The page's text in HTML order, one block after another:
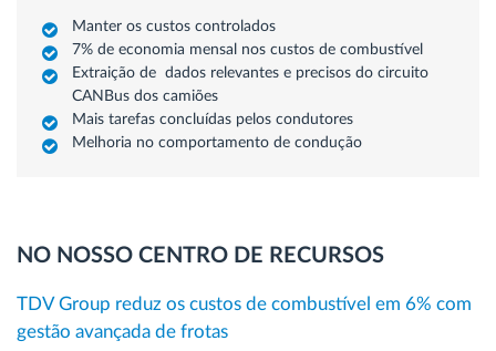
Manter os custos controlados
7% de economia mensal nos custos de combustível
Extraição de dados relevantes e precisos do circuito
CANBus dos camiões
Mais tarefas concluídas pelos condutores
Melhoria no comportamento de condução
NO NOSSO CENTRO DE RECURSOS
TDV Group reduz os custos de combustível em 6% com
gestão avançada de frotas